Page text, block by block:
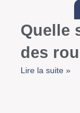
Quelle
des
Lire la suite »